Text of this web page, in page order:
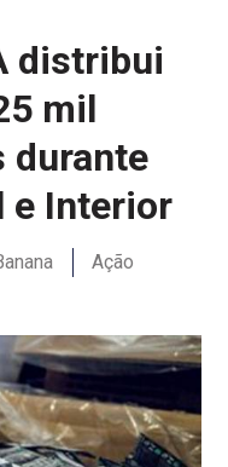
distribui
mil
durante
e Interior
Ação